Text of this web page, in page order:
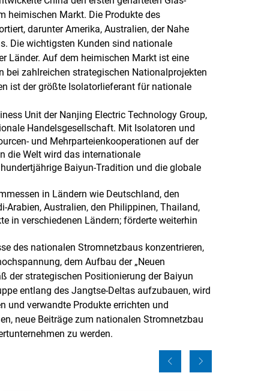
heimischen Markt. Die Produkte des
darunter Amerika, Australien, der Nahe
Die wichtigsten Kunden sind nationale
Länder. Auf dem heimischen Markt ist eine
bei zahlreichen strategischen Nationalprojekten
ist der größte Isolatorlieferant für nationale
Unit der Nanjing Electric Technology Group,
Handelsgesellschaft. Mit Isolatoren und
und Mehrparteienkooperationen auf der
die Welt wird das internationale
Baiyun-Tradition und die globale
in Ländern wie Deutschland, den
Arabien, Australien, den Philippinen, Thailand,
in verschiedenen Ländern; förderte weiterhin
des nationalen Stromnetzbaus konzentrieren,
dem Aufbau der „Neuen
der strategischen Positionierung der Baiyun
entlang des Jangtse-Deltas aufzubauen, wird
und verwandte Produkte errichten und
neue Beiträge zum nationalen Stromnetzbau
zu werden.